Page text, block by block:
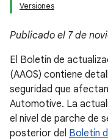
Versiones
Publicado el 7 de
El Boletín de
(AAOS) contiene
seguridad que
Automotive. La
el nivel de parche de
posterior del Boletín